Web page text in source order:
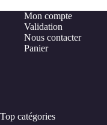
Mon compte
Validation
Nous contacter
Panier
Top catégories